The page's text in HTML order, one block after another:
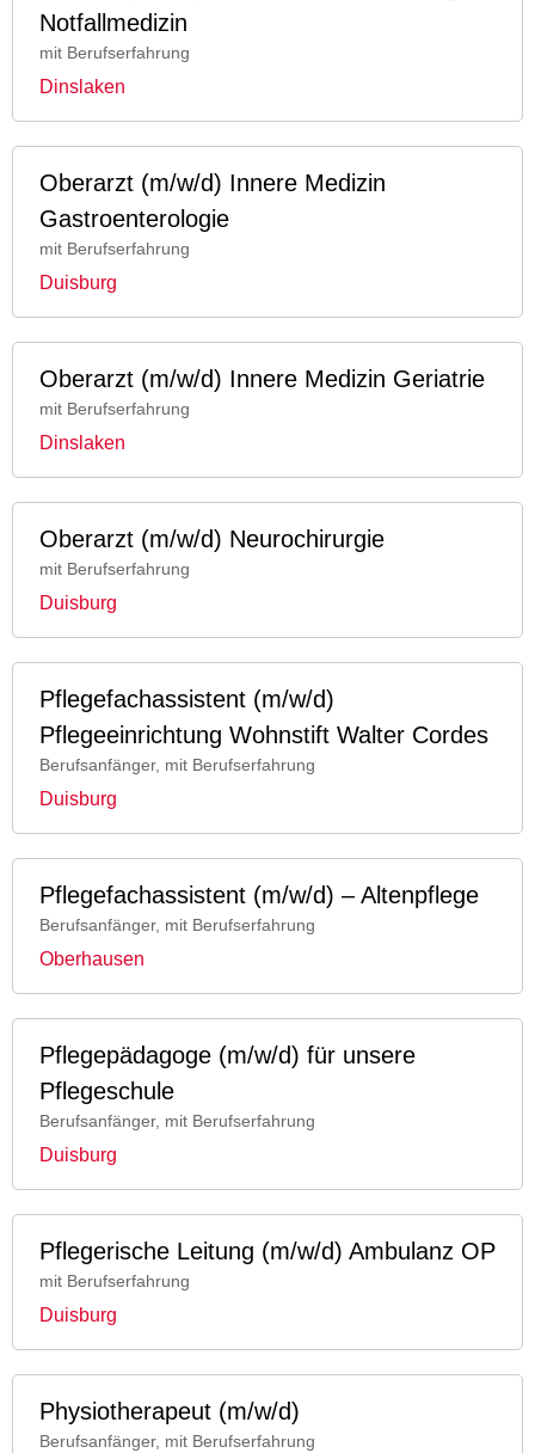
Notfallmedizin
mit Berufserfahrung
Dinslaken
Oberarzt (m/w/d) Innere Medizin
Gastroenterologie
mit Berufserfahrung
Duisburg
Oberarzt (m/w/d) Innere Medizin Geriatrie
mit Berufserfahrung
Dinslaken
Oberarzt (m/w/d) Neurochirurgie
mit Berufserfahrung
Duisburg
Pflegefachassistent (m/w/d)
Pflegeeinrichtung Wohnstift Walter Cordes
Berufsanfänger, mit Berufserfahrung
Duisburg
Pflegefachassistent (m/w/d) – Altenpflege
Berufsanfänger, mit Berufserfahrung
Oberhausen
Pflegepädagoge (m/w/d) für unsere
Pflegeschule
Berufsanfänger, mit Berufserfahrung
Duisburg
Pflegerische Leitung (m/w/d) Ambulanz OP
mit Berufserfahrung
Duisburg
Physiotherapeut (m/w/d)
Berufsanfänger, mit Berufserfahrung